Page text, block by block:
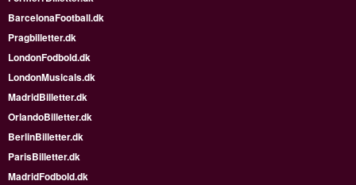
BarcelonaFootball.dk
Pragbilletter.dk
LondonFodbold.dk
LondonMusicals.dk
MadridBilletter.dk
OrlandoBilletter.dk
BerlinBilletter.dk
ParisBilletter.dk
MadridFodbold.dk